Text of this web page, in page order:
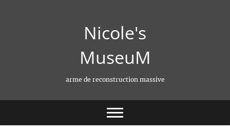
Nicole's
MuseuM
arme de reconstruction massive